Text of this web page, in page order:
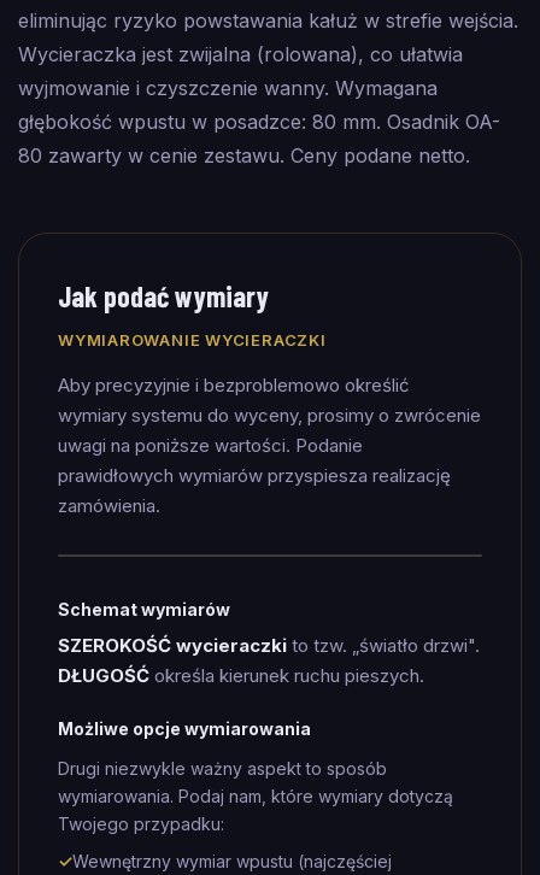
eliminując ryzyko powstawania kałuż w strefie wejścia.
Wycieraczka jest zwijalna (rolowana), co ułatwia
wyjmowanie i czyszczenie wanny. Wymagana
głębokość wpustu w posadzce: 80 mm. Osadnik OA-
80 zawarty w cenie zestawu. Ceny podane netto.
Jak podać wymiary
WYMIAROWANIE WYCIERACZKI
Aby precyzyjnie i bezproblemowo określić
wymiary systemu do wyceny, prosimy o zwrócenie
uwagi na poniższe wartości. Podanie
prawidłowych wymiarów przyspiesza realizację
zamówienia.
Schemat wymiarów
SZEROKOŚĆ wycieraczki to tzw. „światło drzwi".
DŁUGOŚĆ określa kierunek ruchu pieszych.
Możliwe opcje wymiarowania
Drugi niezwykle ważny aspekt to sposób
wymiarowania. Podaj nam, które wymiary dotyczą
Twojego przypadku:
✓Wewnętrzny wymiar wpustu (najczęściej